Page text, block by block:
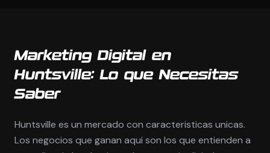
Marketing Digital en
Huntsville: Lo que Necesitas
Saber
Huntsville es un mercado con caracteristicas unicas.
Los negocios que ganan aqui son los que entienden a